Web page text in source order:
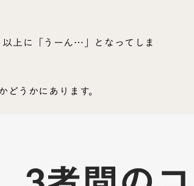
上に「うーん…」となってしま
うかにあります。